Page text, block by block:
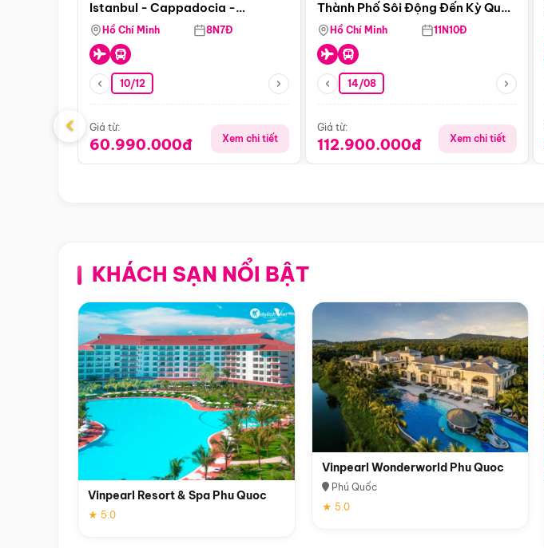
Istanbul - Cappadocia -
Pamukkale
Hồ Chí Minh 8N7Đ
10/12
Giá từ:
60.990.000đ Xem chi tiết
Thành Phố Sôi Động Đến Kỳ Quan
Thiên Nhiên Mỹ
Hồ Chí Minh 11N10Đ
14/08
Giá từ:
112.900.000đ Xem chi tiết
‹
KHÁCH SẠN NỔI BẬT
Vinpearl Resort & Spa Phu Quoc
★ 5.0
Vinpearl Wonderworld Phu Quoc
Phú Quốc
★ 5.0